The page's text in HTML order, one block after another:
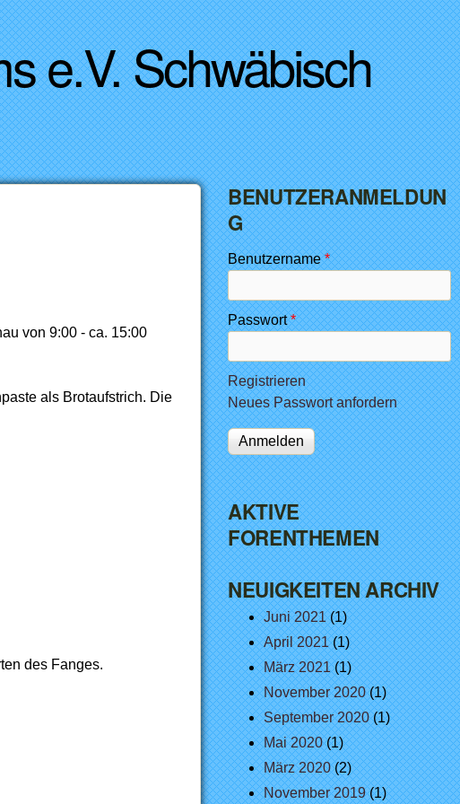
e.V. Schwäbisch
von 9:00 - ca. 15:00
als Brotaufstrich. Die
des Fanges.
BENUTZERANMELDUN
G
Benutzername*
Passwort*
Registrieren
Neues Passwort anfordern
AKTIVE
FORENTHEMEN
NEUIGKEITEN ARCHIV
Juni 2021(1)
April 2021(1)
März 2021(1)
November 2020(1)
September 2020(1)
Mai 2020(1)
März 2020(2)
November 2019(1)